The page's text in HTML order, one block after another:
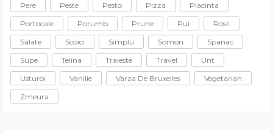
Pere
Peste Pesto Pizza
Placinta
Portocale
Porumb Prune Pui
Rosii
Salate
Scoici Simplu Somon
Spanac
Supe
Telina Traieste Travel
Unt
Usturoi
Vanilie Varza De Bruxelles
Vegetarian
Zmeura